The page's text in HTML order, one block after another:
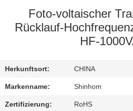
KONTAKTIEREN
SIE
UNS
Foto-voltaischer
Rücklauf-
HF-
Herkunftsort: CHINA
Markenname: Shinhom
Zertifizierung: RoHS